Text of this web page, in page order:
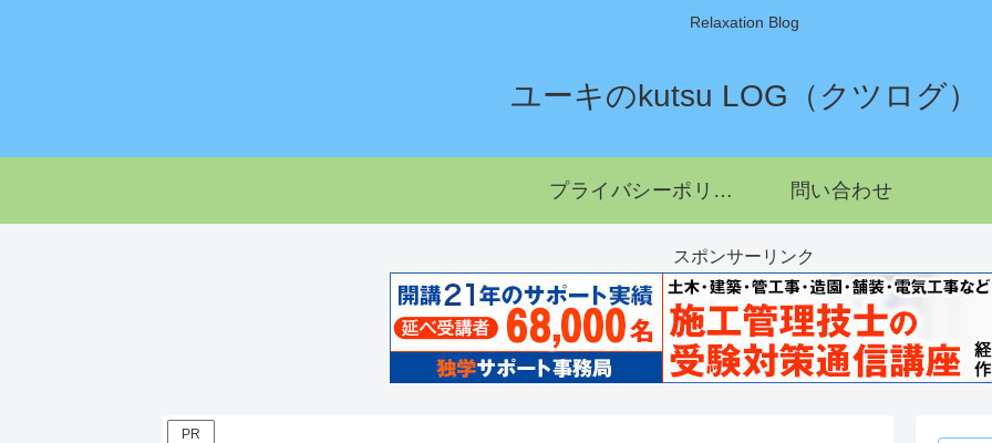
Relaxation Blog
ユーキのkutsu LOG（クツログ）
プライバシーポリシー 問い合わせ
スポンサーリンク
PR